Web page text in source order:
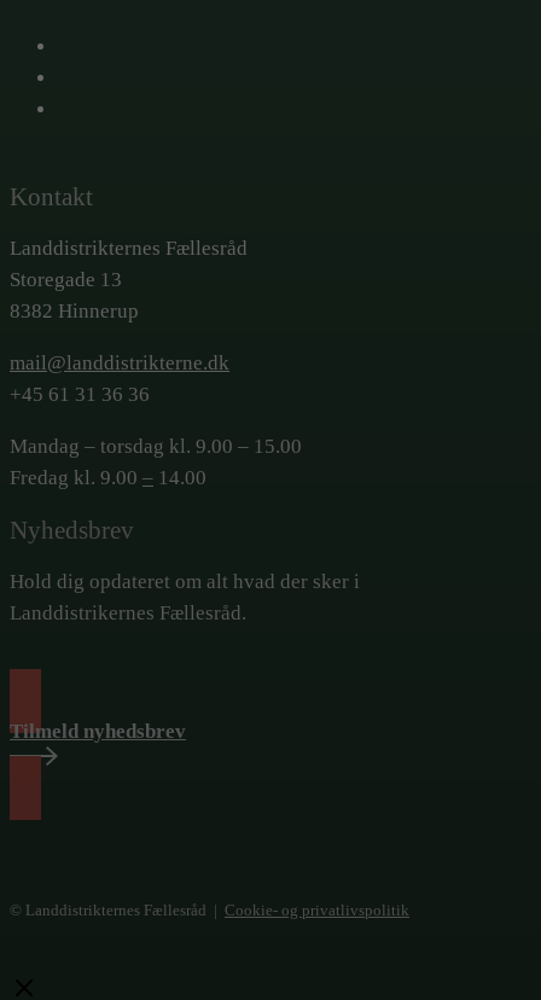
Kontakt
Landdistrikternes Fællesråd
Storegade 13
8382 Hinnerup
mail@landdistrikterne.dk
+45 61 31 36 36
Mandag – torsdag kl. 9.00 – 15.00
Fredag kl. 9.00 – 14.00
Nyhedsbrev
Hold dig opdateret om alt hvad der sker i
Landdistrikernes Fællesråd.
Tilmeld nyhedsbrev
© Landdistrikternes Fællesråd | Cookie- og privatlivspolitik